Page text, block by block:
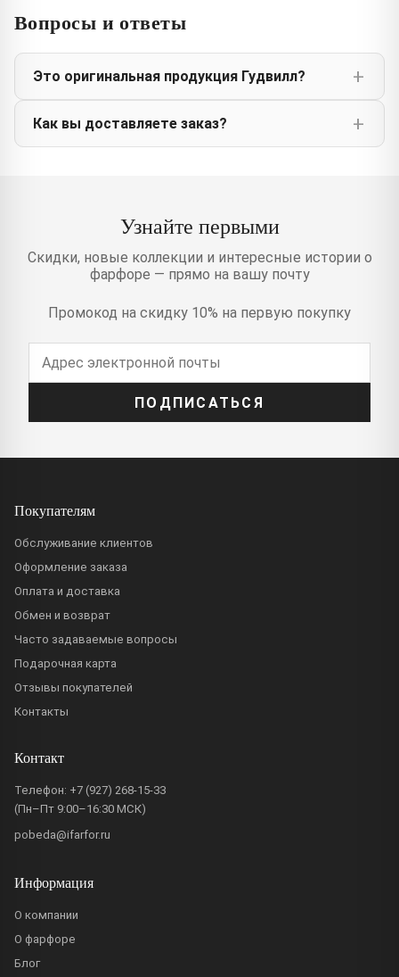
Вопросы и ответы
Это оригинальная продукция Гудвилл?
Как вы доставляете заказ?
Узнайте первыми
Скидки, новые коллекции и интересные истории о
фарфоре — прямо на вашу почту
Промокод на скидку 10% на первую покупку
ПОДПИСАТЬСЯ
Покупателям
Обслуживание клиентов
Оформление заказа
Оплата и доставка
Обмен и возврат
Часто задаваемые вопросы
Подарочная карта
Отзывы покупателей
Контакты
Контакт
Телефон: +7 (927) 268-15-33
(Пн–Пт 9:00–16:30 МСК)
pobeda@ifarfor.ru
Информация
О компании
О фарфоре
Блог